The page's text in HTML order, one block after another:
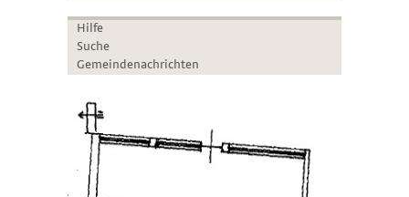
Hilfe
Suche
Gemeindenachrichten